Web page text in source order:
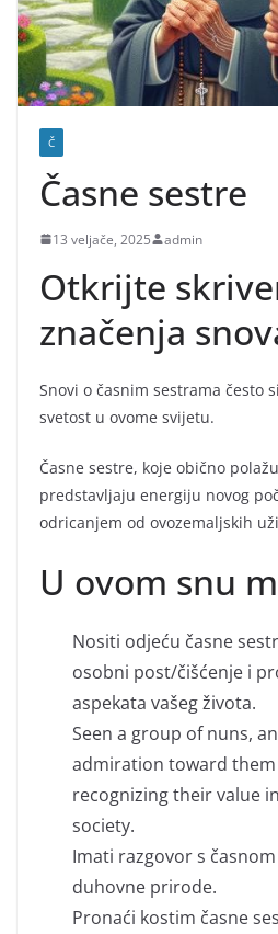
Č
Časne sestre
13 veljače, 2025 admin
Otkrijte
značenja
Snovi o časnim sestrama često
svetost u ovome svijetu.
Časne sestre, koje obično
predstavljaju energiju novog
odricanjem od ovozemaljskih
U ovom snu
Nositi odjeću časne
osobni post/čišćenje i
aspekata vašeg života.
Seen a group of nuns,
admiration toward
recognizing their value
society.
Imati razgovor s
duhovne prirode.
Pronaći kostim časne